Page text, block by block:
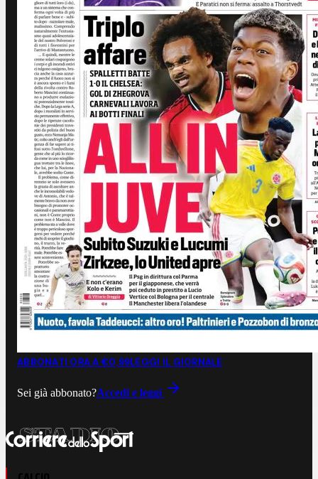
ABBONATI ORA A €0,99LEGGI IL GIORNALE
Sei già abbonato?Accedi e leggi